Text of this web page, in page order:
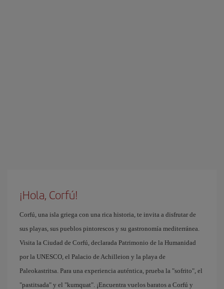
¡Hola, Corfú!
Corfú, una isla griega con una rica historia, te invita a disfrutar de
sus playas, sus pueblos pintorescos y su gastronomía mediterránea.
Visita la Ciudad de Corfú, declarada Patrimonio de la Humanidad
por la UNESCO, el Palacio de Achilleion y la playa de
Paleokastritsa. Para una experiencia auténtica, prueba la "sofrito", el
"pastitsada" y el "kumquat". ¡Encuentra vuelos baratos a Corfú y